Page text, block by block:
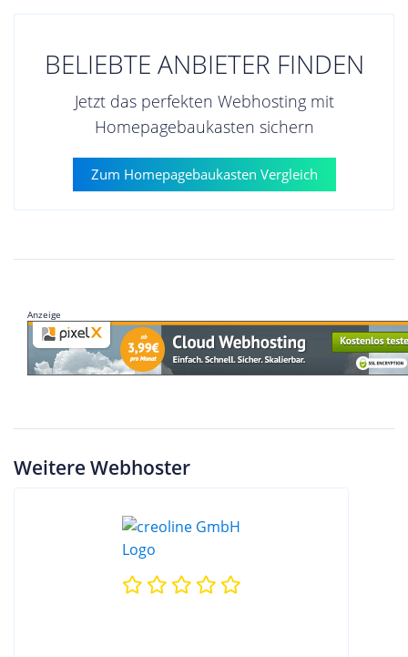
BELIEBTE ANBIETER FINDEN
Jetzt das perfekten Webhosting mit
Homepagebaukasten sichern
Zum Homepagebaukasten Vergleich
Anzeige
Weitere Webhoster